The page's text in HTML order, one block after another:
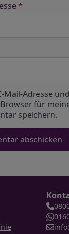
*
Mail-Adresse
für
speichern.